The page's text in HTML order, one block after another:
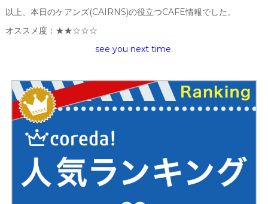
以上、本日のケアンズ(CAIRNS)の役立つCAFE情報でした。
オススメ度：★★☆☆☆
see you next time.